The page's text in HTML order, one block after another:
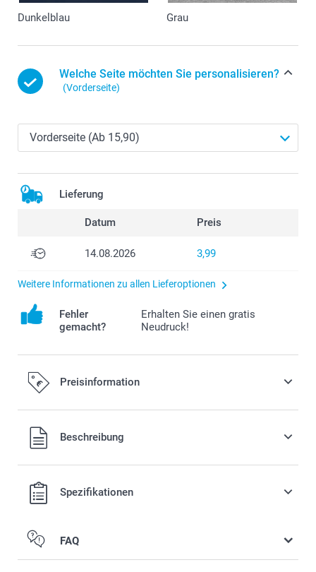
Dunkelblau Grau
Welche Seite möchten Sie personalisieren?
(Vorderseite)
Lieferung
Datum Preis
14.08.2026 3,99
Weitere Informationen zu allen Lieferoptionen
Fehler
gemacht?
Erhalten Sie einen gratis
Neudruck!
Preisinformation
Alle Preise verstehen sich in EURO (€) inkl. MwSt. und zzgl.
Versandkosten.Beschreibung
Spezifikationen
FAQ